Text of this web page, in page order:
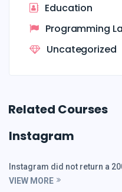
Education
Programming
Uncategorized
Related Courses
Instagram
Instagram did not return a
VIEW MORE